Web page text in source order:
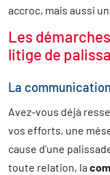
accroc, mais aussi
Les
litige de
La
Avez-vous déjà
vos efforts, une
cause d'une
toute relation, la